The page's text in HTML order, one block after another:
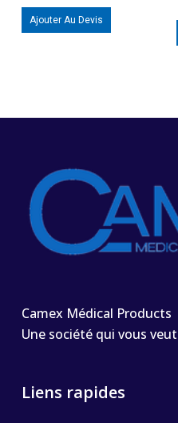
Ajouter Au Devis
Camex Médical Products
Une société qui vous
Liens rapides